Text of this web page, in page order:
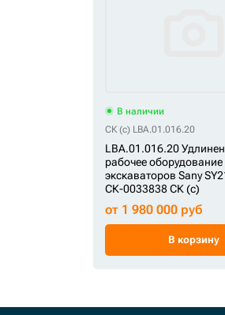
В наличии
СК (c) LBA.01.016.20
LBA.01.016.20
рабочее оборудование
экскаваторов Sany
СК-0033838 СК (c)
от 1 980 000 руб
В корзину